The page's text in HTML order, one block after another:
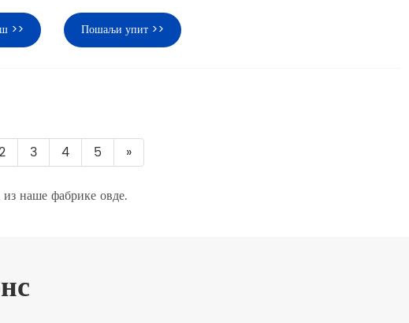
>> Пошаљи упит >>
2 3 4 5 »
наше фабрике овде.